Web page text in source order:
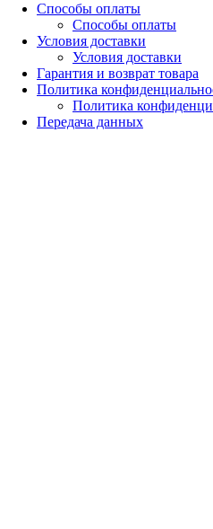
Способы оплаты
Способы оплаты
Условия доставки
Условия доставки
Гарантия и возврат товара
Политика
Политика
Передача данных